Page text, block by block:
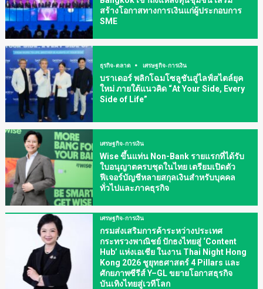
สร้างโอกาสทางการเงินแก่ผู้ประกอบการ
SME
ธุรกิจ-ตลาด เศรษฐกิจ-การเงิน
บราเดอร์ พลิกโฉมโซลูชันสู่ไลฟ์สไตล์ยุค
ใหม่ ภายใต้แนวคิด “At Your Side, Every
Side of Life”
เศรษฐกิจ-การเงิน
Wise ขึ้นแท่น Non-Bank รายแรกที่ได้รับ
ใบอนุญาตครบชุดในไทย เตรียมเปิดตัว
ฟีเจอร์บัญชีหลายสกุลเงินสำหรับบุคคล
ทั่วไปและภาคธุรกิจ
เศรษฐกิจ-การเงิน
กรมส่งเสริมการค้าระหว่างประเทศ
กระทรวงพาณิชย์ ปักธงไทยสู่ ‘Content
Hub’ แห่งเอเชีย ในงาน Thai Night Hong
Kong 2026 ชูยุทธศาสตร์ 4 Pillars และ
ศักยภาพซีรีส์ Y–GL ขยายโอกาสธุรกิจ
บันเทิงไทยสู่เวทีโลก